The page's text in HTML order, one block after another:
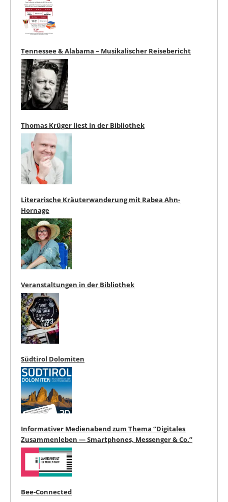
Tennessee & Alabama – Musikalischer Reisebericht
Thomas Krüger liest in der Bibliothek
Literarische Kräuterwanderung mit Rabea Ahn-
Hornage
Veranstaltungen in der Bibliothek
Südtirol Dolomiten
Informativer Medienabend zum Thema “Digitales
Zusammenleben — Smartphones, Messenger & Co.”
Bee-Connected